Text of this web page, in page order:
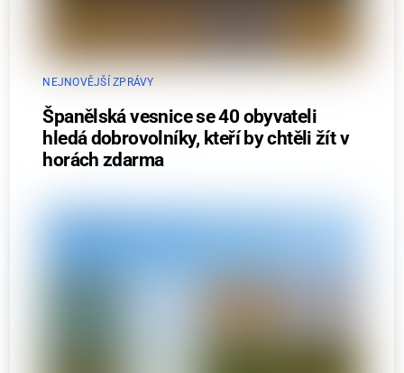
NEJNOVĚJŠÍ ZPRÁVY
Španělská vesnice se 40 obyvateli
hledá dobrovolníky, kteří by chtěli žít v
horách zdarma